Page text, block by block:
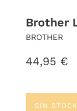
Brother
BROTHER
Precio
44,95 €
SIN STOCK